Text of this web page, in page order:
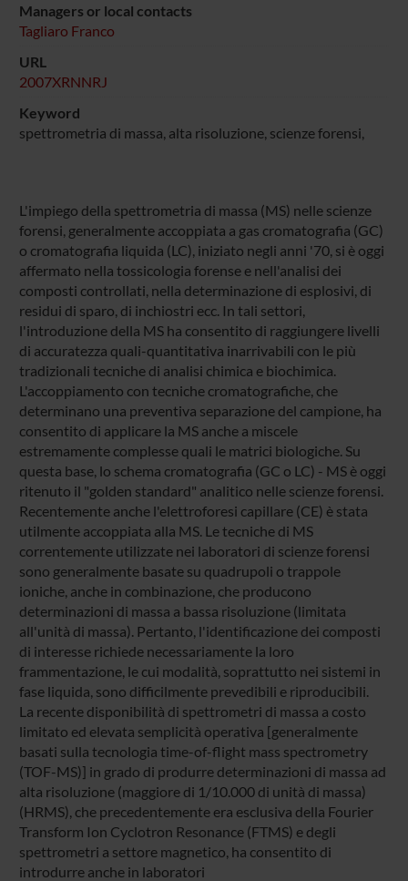
Managers or local contacts
Tagliaro Franco
URL
2007XRNNRJ
Keyword
spettrometria di massa, alta risoluzione, scienze forensi,
L'impiego della spettrometria di massa (MS) nelle scienze
forensi, generalmente accoppiata a gas cromatografia (GC)
o cromatografia liquida (LC), iniziato negli anni '70, si è oggi
affermato nella tossicologia forense e nell'analisi dei
composti controllati, nella determinazione di esplosivi, di
residui di sparo, di inchiostri ecc. In tali settori,
l'introduzione della MS ha consentito di raggiungere livelli
di accuratezza quali-quantitativa inarrivabili con le più
tradizionali tecniche di analisi chimica e biochimica.
L'accoppiamento con tecniche cromatografiche, che
determinano una preventiva separazione del campione, ha
consentito di applicare la MS anche a miscele
estremamente complesse quali le matrici biologiche. Su
questa base, lo schema cromatografia (GC o LC) - MS è oggi
ritenuto il "golden standard" analitico nelle scienze forensi.
Recentemente anche l'elettroforesi capillare (CE) è stata
utilmente accoppiata alla MS. Le tecniche di MS
correntemente utilizzate nei laboratori di scienze forensi
sono generalmente basate su quadrupoli o trappole
ioniche, anche in combinazione, che producono
determinazioni di massa a bassa risoluzione (limitata
all'unità di massa). Pertanto, l'identificazione dei composti
di interesse richiede necessariamente la loro
frammentazione, le cui modalità, soprattutto nei sistemi in
fase liquida, sono difficilmente prevedibili e riproducibili.
La recente disponibilità di spettrometri di massa a costo
limitato ed elevata semplicità operativa [generalmente
basati sulla tecnologia time-of-flight mass spectrometry
(TOF-MS)] in grado di produrre determinazioni di massa ad
alta risoluzione (maggiore di 1/10.000 di unità di massa)
(HRMS), che precedentemente era esclusiva della Fourier
Transform Ion Cyclotron Resonance (FTMS) e degli
spettrometri a settore magnetico, ha consentito di
introdurre anche in laboratori